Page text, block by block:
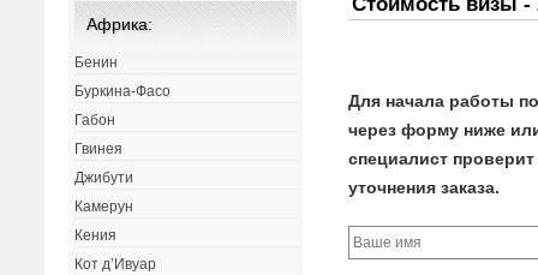
Для начала работы
через форму ниже
специалист
уточнения заказа.
Африка:
Бенин
Буркина-Фасо
Габон
Гвинея
Джибути
Камерун
Кения
Кот д’Ивуар